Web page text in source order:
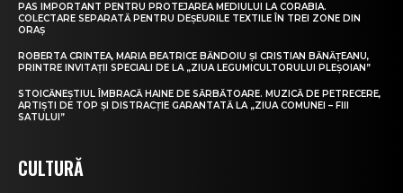
PAS IMPORTANT PENTRU PROTEJAREA MEDIULUI LA CORABIA.
COLECTARE SEPARATĂ PENTRU DEȘEURILE TEXTILE ÎN TREI ZONE DIN
ORAȘ
ROBERTA CRINTEA, MARIA BEATRICE BĂNDOIU ȘI CRISTIAN BĂNĂȚEANU,
PRINTRE INVITAȚII SPECIALI DE LA „ZIUA LEGUMICULTORULUI PLEȘOIAN”
STOICĂNEȘTIUL ÎMBRACĂ HAINE DE SĂRBĂTOARE. MUZICĂ DE PETRECERE,
ARTIȘTI DE TOP ȘI DISTRACȚIE GARANTATĂ LA „ZIUA COMUNEI – FIII
SATULUI”
CULTURĂ